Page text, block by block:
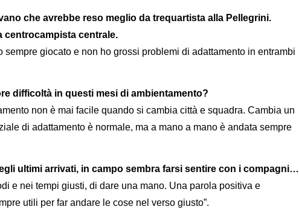
che avrebbe reso meglio da trequartista alla Pellegrini.
centrocampista centrale.
sempre giocato e non ho grossi problemi di adattamento in entrambi
difficoltà in questi mesi di ambientamento?
non è mai facile quando si cambia città e squadra. Cambia un
di adattamento è normale, ma a mano a mano è andata sempre
ultimi arrivati, in campo sembra farsi sentire con i compagni…
e nei tempi giusti, di dare una mano. Una parola positiva e
utili per far andare le cose nel verso giusto”.